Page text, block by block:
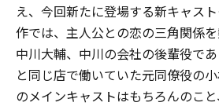
え、今回新たに登場する新キャス
作では、主人公との恋の三角関係
中川大輔、中川の会社の後輩役で
と同じ店で働いていた元同僚役の
のメインキャストはもちろんのこ